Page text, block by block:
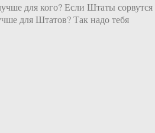
для кого? Если Штаты сорвутся
для Штатов? Так надо тебя